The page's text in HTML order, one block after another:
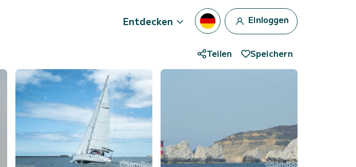
Entdecken Einloggen
Teilen Speichern